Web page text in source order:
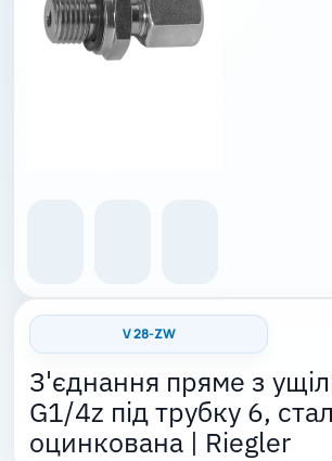
V 28-ZW
З'єднання пряме з
G1/4z під трубку 6,
оцинкована | Riegler